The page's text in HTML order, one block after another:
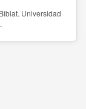
Universidad